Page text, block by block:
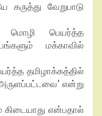
கருத்து வேறுபாடு
பெயர்த்த
மக்காவில்
தமிழாக்கத்தில்
என்று
என்பதால்